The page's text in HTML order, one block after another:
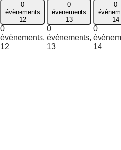
0
évènements
12
0
évènements,
12
0
évènements
13
0
évènements,
13
0
14
0
14